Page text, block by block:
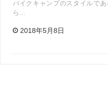
バイクキャンプのスタイルで
ら…
2018年5月8日